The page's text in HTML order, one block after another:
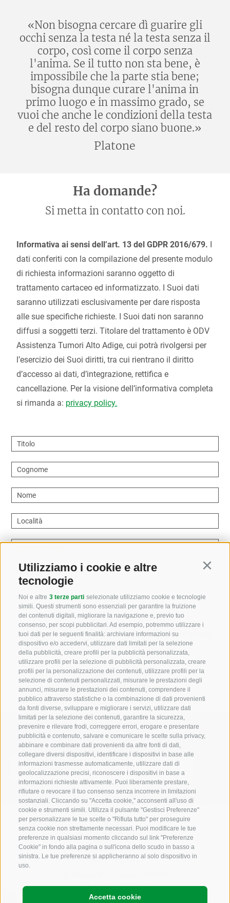
Utilizziamo i cookie e altre
tecnologie
Noi e altre 3 terze parti selezionate utilizziamo cookie e tecnologie
simili. Questi strumenti sono essenziali per garantire la fruizione
dei contenuti digitali, migliorare la navigazione e, previo tuo
consenso, per scopi pubblicitari. Ad esempio, potremmo utilizzare i
tuoi dati per le seguenti finalità: archiviare informazioni su
dispositivo e/o accedervi, utilizzare dati limitati per la selezione
della pubblicità, creare profili per la pubblicità personalizzata,
utilizzare profili per la selezione di pubblicità personalizzata, creare
profili per la personalizzazione dei contenuti, utilizzare profili per la
selezione di contenuti personalizzati, misurare le prestazioni degli
annunci, misurare le prestazioni dei contenuti, comprendere il
pubblico attraverso statistiche o la combinazione di dati provenienti
da fonti diverse, sviluppare e migliorare i servizi, utilizzare dati
limitati per la selezione dei contenuti, garantire la sicurezza,
prevenire e rilevare frodi, correggere errori, erogare e presentare
pubblicità e contenuto, salvare e comunicare le scelte sulla privacy,
abbinare e combinare dati provenienti da altre fonti di dati,
collegare diversi dispositivi, identificare i dispositivi in base alle
informazioni trasmesse automaticamente, utilizzare dati di
geolocalizzazione precisi, riconoscere i dispositivi in base a
informazioni richieste attivamente. Puoi liberamente prestare,
rifiutare o revocare il tuo consenso senza incorrere in limitazioni
sostanziali. Cliccando su "Accetta cookie," acconsenti all'uso di
cookie e strumenti simili. Utilizza il pulsante "Gestisci Preferenze"
per personalizzare le tue scelte o "Rifiuta tutto" per proseguire
senza cookie non strettamente necessari. Puoi modificare le tue
preferenze in qualsiasi momento cliccando sul link "Preferenze
Cookie" in fondo alla pagina o sull'icona dello scudo in basso a
sinistra. Le tue preferenze si applicheranno al solo dispositivo in
uso.
Accetta cookie
«Non bisogna cercare dì guarire gli
occhi senza la testa né la testa senza il
corpo, così come il corpo senza
l'anima. Se il tutto non sta bene, è
impossibile che la parte stia bene;
bisogna dunque curare l'anima in
primo luogo e in massimo grado, se
vuoi che anche le condizioni della testa
e del resto del corpo siano buone.»
Platone
Ha domande?
Si metta in contatto con noi.
Informativa ai sensi dell’art. 13 del GDPR 2016/679.
dati conferiti con la compilazione del presente modulo
di richiesta informazioni saranno oggetto di
trattamento cartaceo ed informatizzato. I Suoi dati
saranno utilizzati esclusivamente per dare risposta
alle sue specifiche richieste. I Suoi dati non saranno
diffusi a soggetti terzi. Titolare del trattamento è ODV
Assistenza Tumori Alto Adige, cui potrà rivolgersi per
l’esercizio dei Suoi diritti, tra cui rientrano il diritto
d’accesso ai dati, d’integrazione, rettifica e
cancellazione. Per la visione dell’informativa completa
si rimanda a: privacy policy.
Titolo
Cognome
Nome
Località
Come possiamo aiutarvi?
Letto e compreso laprivacy policy, autorizzo il Titolare
al trattamento dei dati personali
Cerca nel sito
Tel.+39 0471 283348
email:info@krebshilfe.it